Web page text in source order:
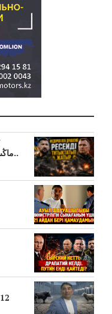
ماڭىنپوكروۆسكاپ، درون ماڭىنداعىنە ج..